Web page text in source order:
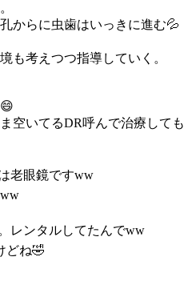
からに虫歯はいっきに進む💦
も考えつつ指導していく。
空いてるDR呼んで治療しても
老眼鏡ですww
レンタルしてたんでww
どね🤣